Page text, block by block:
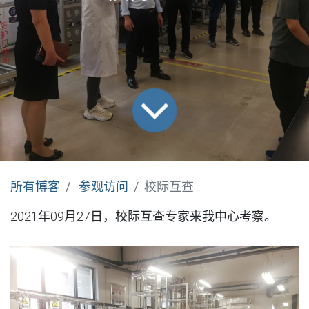
所有博客 参观访问 校际互查
2021年09月27日，校际互查专家来我中心考察。